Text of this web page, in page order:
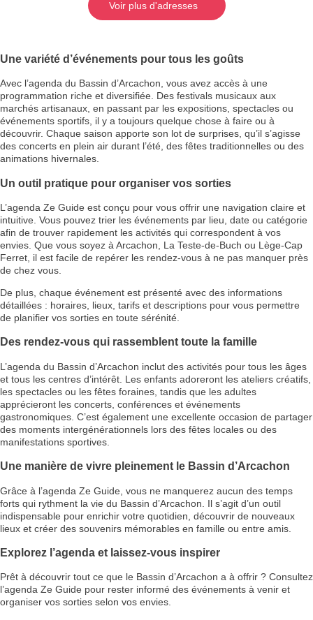
Voir plus d'adresses
Une variété d’événements pour tous les goûts
Avec l’agenda du Bassin d’Arcachon, vous avez accès à une
programmation riche et diversifiée. Des festivals musicaux aux
marchés artisanaux, en passant par les expositions, spectacles ou
événements sportifs, il y a toujours quelque chose à faire ou à
découvrir. Chaque saison apporte son lot de surprises, qu’il s’agisse
des concerts en plein air durant l’été, des fêtes traditionnelles ou des
animations hivernales.
Un outil pratique pour organiser vos sorties
L’agenda Ze Guide est conçu pour vous offrir une navigation claire et
intuitive. Vous pouvez trier les événements par lieu, date ou catégorie
afin de trouver rapidement les activités qui correspondent à vos
envies. Que vous soyez à Arcachon, La Teste-de-Buch ou Lège-Cap
Ferret, il est facile de repérer les rendez-vous à ne pas manquer près
de chez vous.
De plus, chaque événement est présenté avec des informations
détaillées : horaires, lieux, tarifs et descriptions pour vous permettre
de planifier vos sorties en toute sérénité.
Des rendez-vous qui rassemblent toute la famille
L’agenda du Bassin d’Arcachon inclut des activités pour tous les âges
et tous les centres d’intérêt. Les enfants adoreront les ateliers créatifs,
les spectacles ou les fêtes foraines, tandis que les adultes
apprécieront les concerts, conférences et événements
gastronomiques. C’est également une excellente occasion de partager
des moments intergénérationnels lors des fêtes locales ou des
manifestations sportives.
Une manière de vivre pleinement le Bassin d’Arcachon
Grâce à l’agenda Ze Guide, vous ne manquerez aucun des temps
forts qui rythment la vie du Bassin d’Arcachon. Il s’agit d’un outil
indispensable pour enrichir votre quotidien, découvrir de nouveaux
lieux et créer des souvenirs mémorables en famille ou entre amis.
Explorez l’agenda et laissez-vous inspirer
Prêt à découvrir tout ce que le Bassin d’Arcachon a à offrir ? Consultez
l’agenda Ze Guide pour rester informé des événements à venir et
organiser vos sorties selon vos envies.